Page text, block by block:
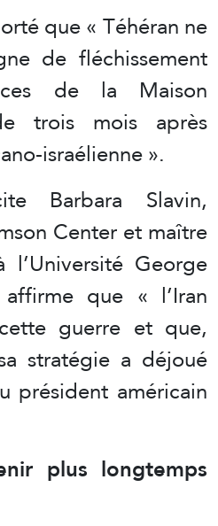
que « Téhéran ne
de fléchissement
de la Maison
trois mois après
israélienne ».
Barbara Slavin,
Center et maître
George
que « l’Iran
guerre et que,
stratégie a déjoué
président américain
plus longtemps